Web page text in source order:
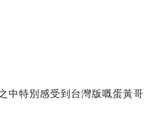
中特別感受到台灣版嘅蛋黃哥